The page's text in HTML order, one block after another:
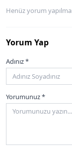
Henüz yorum
Yorum Yap
Adınız *
Yorumunuz *